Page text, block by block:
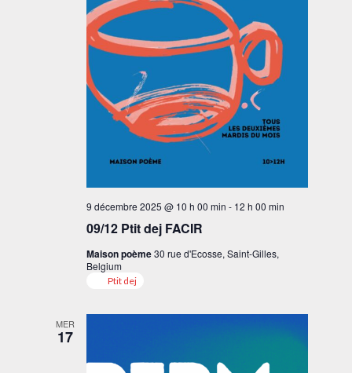
09/12 Ptit dej FACIR
9 décembre 2025 @ 10 h 00 min - 12 h 00 min
Maison poème30 rue d'Ecosse, Saint-Gilles,
Belgium
Ptit dej
MER
17